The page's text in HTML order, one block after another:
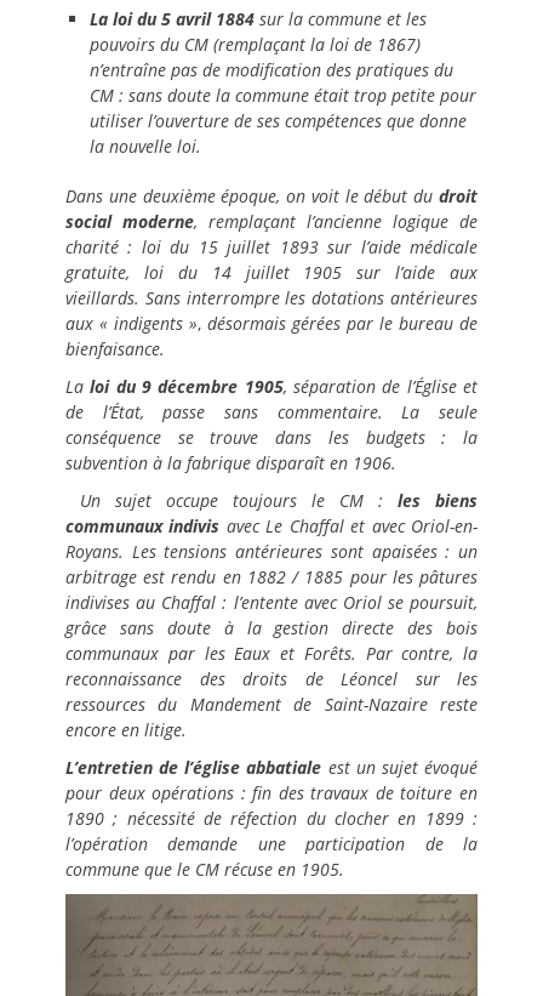
La loi du 5 avril 1884 sur la commune et les
pouvoirs du CM (remplaçant la loi de 1867)
n’entraîne pas de modification des pratiques du
CM : sans doute la commune était trop petite pour
utiliser l’ouverture de ses compétences que donne
la nouvelle loi.
Dans une deuxième époque, on voit le début du droit
social moderne, remplaçant l’ancienne logique de
charité : loi du 15 juillet 1893 sur l’aide médicale
gratuite, loi du 14 juillet 1905 sur l’aide aux
vieillards. Sans interrompre les dotations antérieures
aux « indigents », désormais gérées par le bureau de
bienfaisance.
Laloi du 9 décembre 1905, séparation de l’Église et
de l’État, passe sans commentaire. La seule
conséquence se trouve dans les budgets : la
subvention à la fabrique disparaît en 1906.
Un sujet occupe toujours le CM : les biens
communaux indivis avec Le Chaffal et avec Oriol-en-
Royans. Les tensions antérieures sont apaisées : un
arbitrage est rendu en 1882 / 1885 pour les pâtures
indivises au Chaffal : l’entente avec Oriol se poursuit,
grâce sans doute à la gestion directe des bois
communaux par les Eaux et Forêts. Par contre, la
reconnaissance des droits de Léoncel sur les
ressources du Mandement de Saint-Nazaire reste
encore en litige.
L’entretien de l’église abbatiale est un sujet évoqué
pour deux opérations : fin des travaux de toiture en
1890 ; nécessité de réfection du clocher en 1899 :
l’opération demande une participation de la
commune que le CM récuse en 1905.